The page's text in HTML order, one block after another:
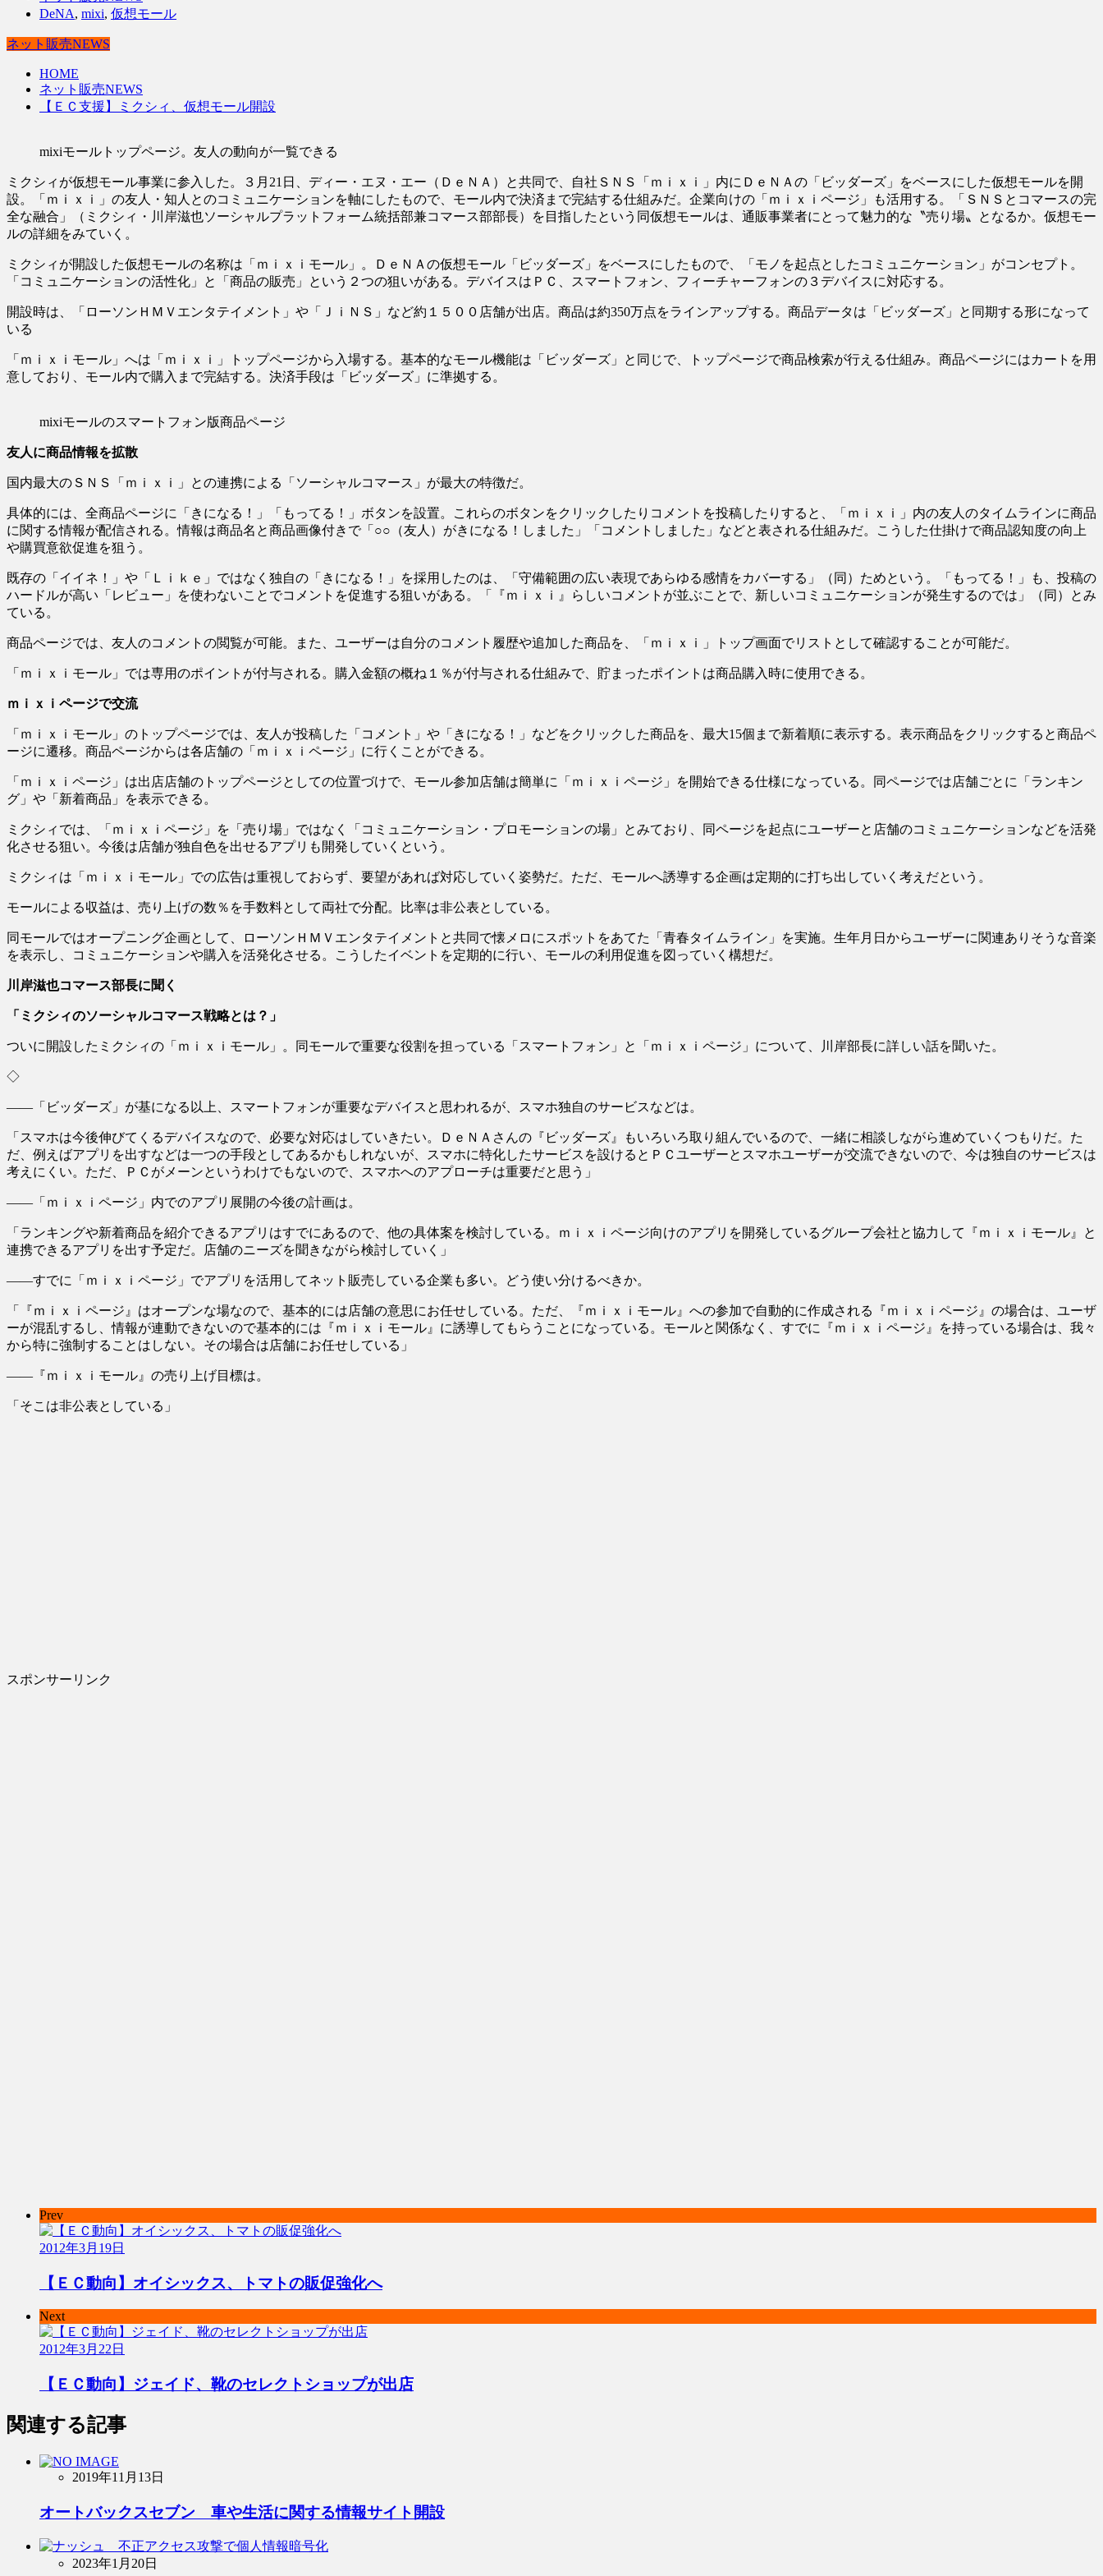
DeNA, mixi, 仮想モール
ネット販売NEWS
HOME
ネット販売NEWS
【ＥＣ支援】ミクシィ、仮想モール開設
mixiモールトップページ。友人の動向が一覧できる
ミクシィが仮想モール事業に参入した。３月21日、ディー・エヌ・エー（ＤｅＮＡ）と共同で、自社ＳＮＳ「ｍｉｘｉ」内にＤｅＮＡの「ビッダーズ」をベースにした仮想モールを開
設。「ｍｉｘｉ」の友人・知人とのコミュニケーションを軸にしたもので、モール内で決済まで完結する仕組みだ。企業向けの「ｍｉｘｉページ」も活用する。「ＳＮＳとコマースの完
全な融合」（ミクシィ・川岸滋也ソーシャルプラットフォーム統括部兼コマース部部長）を目指したという同仮想モールは、通販事業者にとって魅力的な〝売り場〟となるか。仮想モー
ルの詳細をみていく。
ミクシィが開設した仮想モールの名称は「ｍｉｘｉモール」。ＤｅＮＡの仮想モール「ビッダーズ」をベースにしたもので、「モノを起点としたコミュニケーション」がコンセプト。
「コミュニケーションの活性化」と「商品の販売」という２つの狙いがある。デバイスはＰＣ、スマートフォン、フィーチャーフォンの３デバイスに対応する。
開設時は、「ローソンＨＭＶエンタテイメント」や「ＪｉＮＳ」など約１５００店舗が出店。商品は約350万点をラインアップする。商品データは「ビッダーズ」と同期する形になって
いる
「ｍｉｘｉモール」へは「ｍｉｘｉ」トップページから入場する。基本的なモール機能は「ビッダーズ」と同じで、トップページで商品検索が行える仕組み。商品ページにはカートを用
意しており、モール内で購入まで完結する。決済手段は「ビッダーズ」に準拠する。
mixiモールのスマートフォン版商品ページ
友人に商品情報を拡散
国内最大のＳＮＳ「ｍｉｘｉ」との連携による「ソーシャルコマース」が最大の特徴だ。
具体的には、全商品ページに「きになる！」「もってる！」ボタンを設置。これらのボタンをクリックしたりコメントを投稿したりすると、「ｍｉｘｉ」内の友人のタイムラインに商品
に関する情報が配信される。情報は商品名と商品画像付きで「○○（友人）がきになる！しました」「コメントしました」などと表される仕組みだ。こうした仕掛けで商品認知度の向上
や購買意欲促進を狙う。
既存の「イイネ！」や「Ｌｉｋｅ」ではなく独自の「きになる！」を採用したのは、「守備範囲の広い表現であらゆる感情をカバーする」（同）ためという。「もってる！」も、投稿の
ハードルが高い「レビュー」を使わないことでコメントを促進する狙いがある。「『ｍｉｘｉ』らしいコメントが並ぶことで、新しいコミュニケーションが発生するのでは」（同）とみ
ている。
商品ページでは、友人のコメントの閲覧が可能。また、ユーザーは自分のコメント履歴や追加した商品を、「ｍｉｘｉ」トップ画面でリストとして確認することが可能だ。
「ｍｉｘｉモール」では専用のポイントが付与される。購入金額の概ね１％が付与される仕組みで、貯まったポイントは商品購入時に使用できる。
ｍｉｘｉページで交流
「ｍｉｘｉモール」のトップページでは、友人が投稿した「コメント」や「きになる！」などをクリックした商品を、最大15個まで新着順に表示する。表示商品をクリックすると商品ペ
ージに遷移。商品ページからは各店舗の「ｍｉｘｉページ」に行くことができる。
「ｍｉｘｉページ」は出店店舗のトップページとしての位置づけで、モール参加店舗は簡単に「ｍｉｘｉページ」を開始できる仕様になっている。同ページでは店舗ごとに「ランキン
グ」や「新着商品」を表示できる。
ミクシィでは、「ｍｉｘｉページ」を「売り場」ではなく「コミュニケーション・プロモーションの場」とみており、同ページを起点にユーザーと店舗のコミュニケーションなどを活発
化させる狙い。今後は店舗が独自色を出せるアプリも開発していくという。
ミクシィは「ｍｉｘｉモール」での広告は重視しておらず、要望があれば対応していく姿勢だ。ただ、モールへ誘導する企画は定期的に打ち出していく考えだという。
モールによる収益は、売り上げの数％を手数料として両社で分配。比率は非公表としている。
同モールではオープニング企画として、ローソンＨＭＶエンタテイメントと共同で懐メロにスポットをあてた「青春タイムライン」を実施。生年月日からユーザーに関連ありそうな音楽
を表示し、コミュニケーションや購入を活発化させる。こうしたイベントを定期的に行い、モールの利用促進を図っていく構想だ。
川岸滋也コマース部長に聞く
「ミクシィのソーシャルコマース戦略とは？」
ついに開設したミクシィの「ｍｉｘｉモール」。同モールで重要な役割を担っている「スマートフォン」と「ｍｉｘｉページ」について、川岸部長に詳しい話を聞いた。
◇
――「ビッダーズ」が基になる以上、スマートフォンが重要なデバイスと思われるが、スマホ独自のサービスなどは。
「スマホは今後伸びてくるデバイスなので、必要な対応はしていきたい。ＤｅＮＡさんの『ビッダーズ』もいろいろ取り組んでいるので、一緒に相談しながら進めていくつもりだ。た
だ、例えばアプリを出すなどは一つの手段としてあるかもしれないが、スマホに特化したサービスを設けるとＰＣユーザーとスマホユーザーが交流できないので、今は独自のサービスは
考えにくい。ただ、ＰＣがメーンというわけでもないので、スマホへのアプローチは重要だと思う」
――「ｍｉｘｉページ」内でのアプリ展開の今後の計画は。
「ランキングや新着商品を紹介できるアプリはすでにあるので、他の具体案を検討している。ｍｉｘｉページ向けのアプリを開発しているグループ会社と協力して『ｍｉｘｉモール』と
連携できるアプリを出す予定だ。店舗のニーズを聞きながら検討していく」
――すでに「ｍｉｘｉページ」でアプリを活用してネット販売している企業も多い。どう使い分けるべきか。
「『ｍｉｘｉページ』はオープンな場なので、基本的には店舗の意思にお任せしている。ただ、『ｍｉｘｉモール』への参加で自動的に作成される『ｍｉｘｉページ』の場合は、ユーザ
ーが混乱するし、情報が連動できないので基本的には『ｍｉｘｉモール』に誘導してもらうことになっている。モールと関係なく、すでに『ｍｉｘｉページ』を持っている場合は、我々
から特に強制することはしない。その場合は店舗にお任せしている」
――『ｍｉｘｉモール』の売り上げ目標は。
「そこは非公表としている」
スポンサーリンク
Prev
2012年3月19日
【ＥＣ動向】オイシックス、トマトの販促強化へ
Next
2012年3月22日
【ＥＣ動向】ジェイド、靴のセレクトショップが出店
関連する記事
2019年11月13日
オートバックスセブン 車や生活に関する情報サイト開設
2023年1月20日